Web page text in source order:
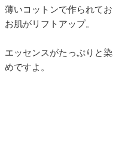
薄いコットンで作られて
お肌がリフトアップ。
エッセンスがたっぷりと
めですよ。